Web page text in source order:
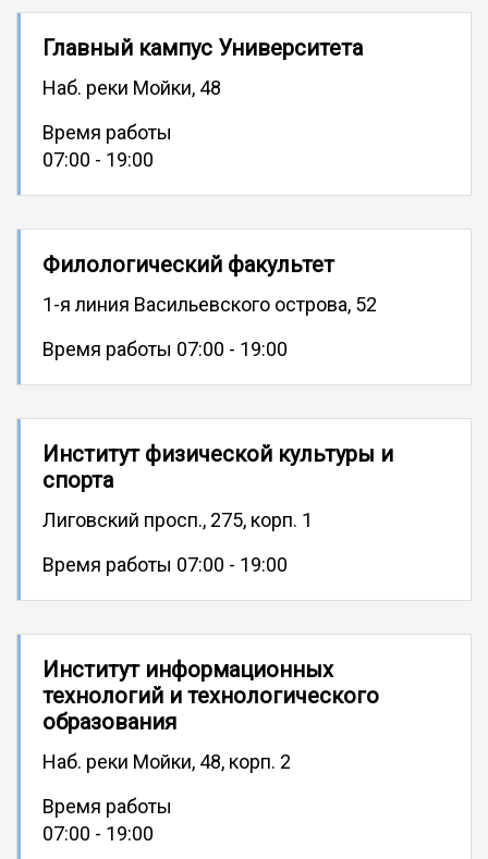
Главный кампус Университета
Наб. реки Мойки, 48
Время работы
07:00 - 19:00
Филологический факультет
1-я линия Васильевского острова, 52
Время работы 07:00 - 19:00
Институт физической культуры и
спорта
Лиговский просп., 275, корп. 1
Время работы 07:00 - 19:00
Институт информационных
технологий и технологического
образования
Наб. реки Мойки, 48, корп. 2
Время работы
07:00 - 19:00